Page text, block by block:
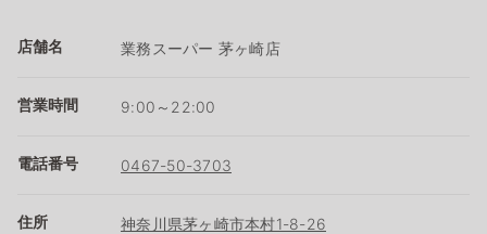
店舗名 業務スーパー 茅ヶ崎店
営業時間 9:00～22:00
電話番号 0467-50-3703
住所 神奈川県茅ヶ崎市本村1-8-26